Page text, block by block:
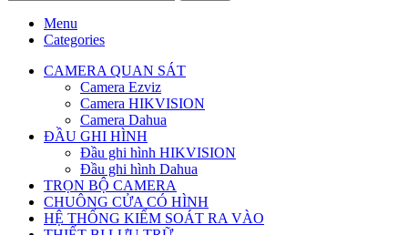
Menu
Categories
CAMERA QUAN SÁT
Camera Ezviz
Camera HIKVISION
Camera Dahua
ĐẦU GHI HÌNH
Đầu ghi hình HIKVISION
Đầu ghi hình Dahua
TRỌN BỘ CAMERA
CHUÔNG CỬA CÓ HÌNH
HỆ THỐNG KIỂM SOÁT RA VÀO